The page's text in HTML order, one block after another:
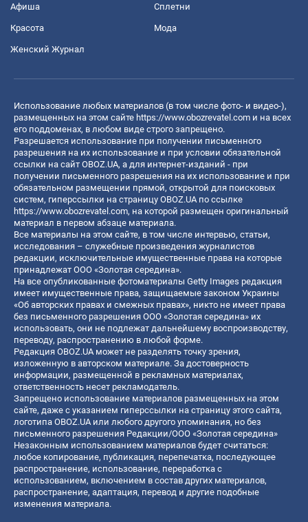
Афиша Сплетни
Красота Мода
Женский Журнал
Использование любых материалов (в том числе фото- и видео-),
размещенных на этом сайте https://www.obozrevatel.com и на всех
его поддоменах, в любом виде строго запрещено.
Разрешается использование при получении письменного
разрешения на их использование и при условии обязательной
ссылки на сайт OBOZ.UA, а для интернет-изданий - при
получении письменного разрешения на их использование и при
обязательном размещении прямой, открытой для поисковых
систем, гиперссылки на страницу OBOZ.UA по ссылке
https://www.obozrevatel.com, на которой размещен оригинальный
материал в первом абзаце материала.
Все материалы на этом сайте, в том числе интервью, статьи,
исследования – служебные произведения журналистов
редакции, исключительные имущественные права на которые
принадлежат ООО «Золотая середина».
На все опубликованные фотоматериалы Getty Images редакция
имеет имущественные права, защищаемые законом Украины
«Об авторских правах и смежных правах», никто не имеет права
без письменного разрешения ООО «Золотая середина» их
использовать, они не подлежат дальнейшему воспроизводству,
переводу, распространению в любой форме.
Редакция OBOZ.UA может не разделять точку зрения,
изложенную в авторском материале. За достоверность
информации, размещенной в рекламных материалах,
ответственность несет рекламодатель.
Запрещено использование материалов размещенных на этом
сайте, даже с указанием гиперссылки на страницу этого сайта,
логотипа OBOZ.UA или любого другого упоминания, но без
письменного разрешения Редакции/ООО «Золотая середина»
Незаконным использованием материалов будет считаться:
любое копирование, публикация, перепечатка, последующее
распространение, использование, переработка с
использованием, включением в состав других материалов,
распространение, адаптация, перевод и другие подобные
изменения материала.